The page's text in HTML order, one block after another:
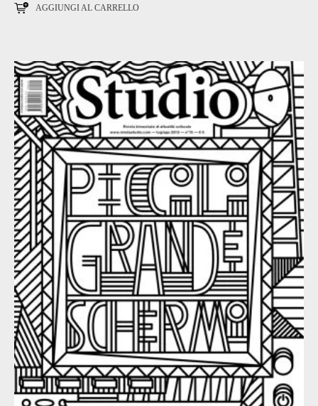
AGGIUNGI AL CARRELLO